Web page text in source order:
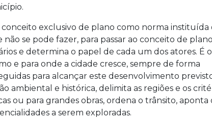
exclusivo de plano como norma instituída
se pode fazer, para passar ao conceito de
e determina o papel de cada um dos atores. É
e para onde a cidade cresce, sempre de forma
para alcançar este desenvolvimento
ambiental e histórica, delimita as regiões e os
ou para grandes obras, ordena o trânsito, aponta
a serem exploradas.